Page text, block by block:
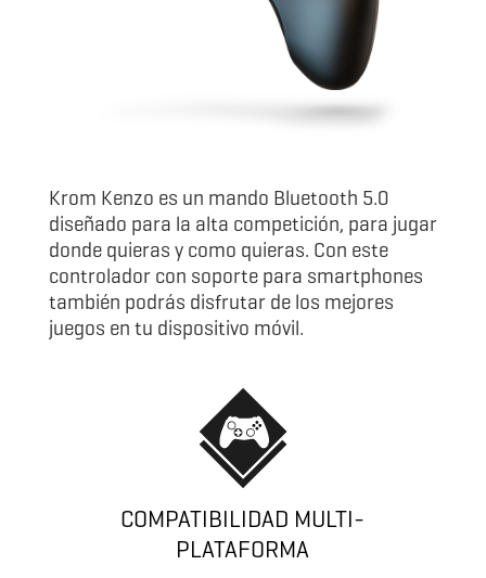
Krom Kenzo es un mando Bluetooth 5.0
diseñado para la alta competición, para jugar
donde quieras y como quieras. Con este
controlador con soporte para smartphones
también podrás disfrutar de los mejores
juegos en tu dispositivo móvil.
COMPATIBILIDAD MULTI-
PLATAFORMA